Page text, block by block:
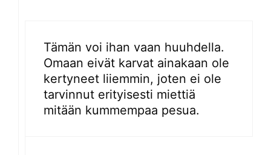
Tämän voi ihan vaan huuhdella.
Omaan eivät karvat ainakaan ole
kertyneet liiemmin, joten ei ole
tarvinnut erityisesti miettiä
mitään kummempaa pesua.